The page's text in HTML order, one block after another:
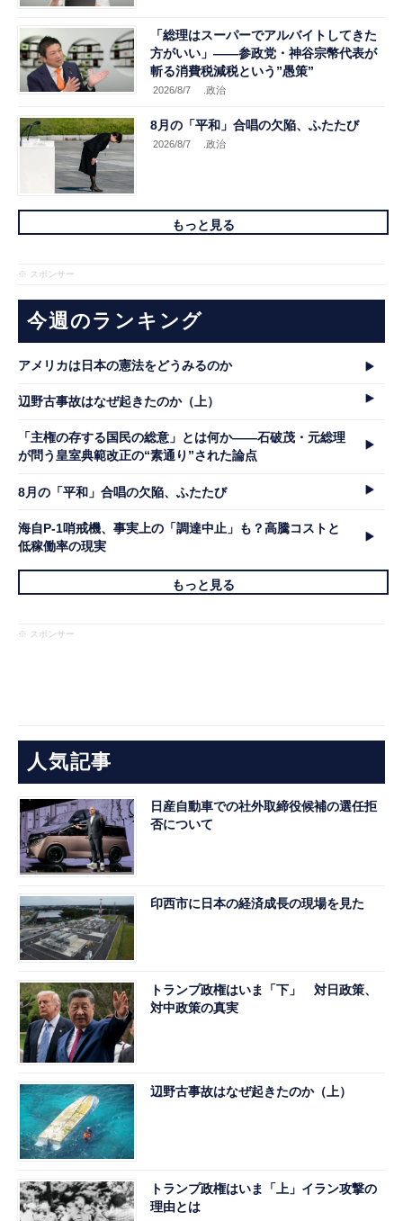
「総理はスーパーでアルバイトしてきた
方がいい」――参政党・神谷宗幣代表が
斬る消費税減税という”愚策”
2026/8/7 .政治
8月の「平和」合唱の欠陥、ふたたび
2026/8/7 .政治
もっと見る
※ スポンサー
今週のランキング
アメリカは日本の憲法をどうみるのか
辺野古事故はなぜ起きたのか（上）
「主権の存する国民の総意」とは何か――石破茂・元総理
が問う皇室典範改正の“素通り”された論点
8月の「平和」合唱の欠陥、ふたたび
海自P-1哨戒機、事実上の「調達中止」も？高騰コストと
低稼働率の現実
もっと見る
※ スポンサー
人気記事
日産自動車での社外取締役候補の選任拒
否について
印西市に日本の経済成長の現場を見た
トランプ政権はいま「下」 対日政策、
対中政策の真実
辺野古事故はなぜ起きたのか（上）
トランプ政権はいま「上」イラン攻撃の
理由とは